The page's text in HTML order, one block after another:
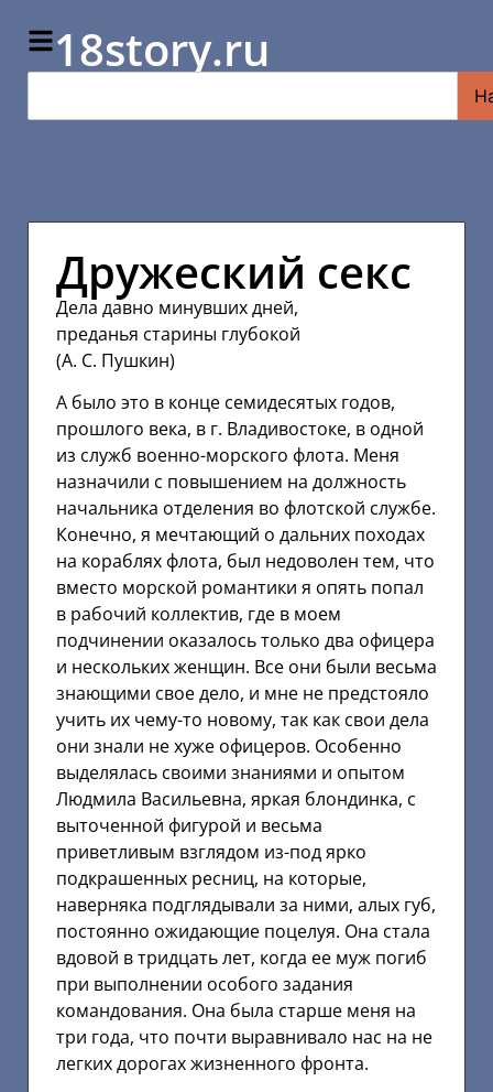
18story.ru
Дружеский секс
Дела давно минувших дней,
преданья старины глубокой
(А. С. Пушкин)
А было это в конце семидесятых годов,
прошлого века, в г. Владивостоке, в одной
из служб военно-морского флота. Меня
назначили с повышением на должность
начальника отделения во флотской службе.
Конечно, я мечтающий о дальних походах
на кораблях флота, был недоволен тем, что
вместо морской романтики я опять попал
в рабочий коллектив, где в моем
подчинении оказалось только два офицера
и нескольких женщин. Все они были весьма
знающими свое дело, и мне не предстояло
учить их чему-то новому, так как свои дела
они знали не хуже офицеров. Особенно
выделялась своими знаниями и опытом
Людмила Васильевна, яркая блондинка, с
выточенной фигурой и весьма
приветливым взглядом из-под ярко
подкрашенных ресниц, на которые,
наверняка подглядывали за ними, алых губ,
постоянно ожидающие поцелуя. Она стала
вдовой в тридцать лет, когда ее муж погиб
при выполнении особого задания
командования. Она была старше меня на
три года, что почти выравнивало нас на не
легких дорогах жизненного фронта.